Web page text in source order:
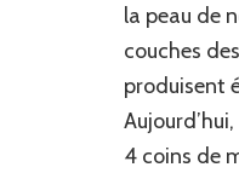
la peau de
couches
produisent
4 coins de